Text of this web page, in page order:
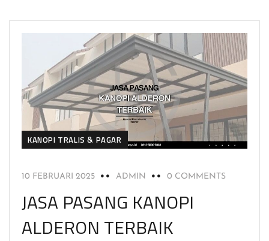
KANOPI TRALIS & PAGAR
10 FEBRUARI 2025 ADMIN 0 COMMENTS
JASA PASANG KANOPI
ALDERON TERBAIK